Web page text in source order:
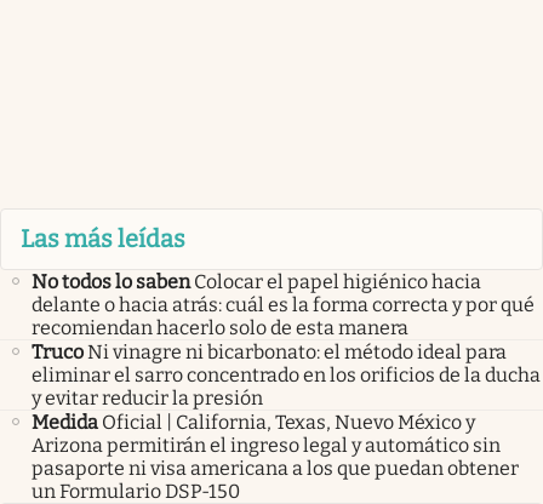
Las más leídas
No todos lo saben Colocar el papel higiénico hacia
delante o hacia atrás: cuál es la forma correcta y por qué
recomiendan hacerlo solo de esta manera
TrucoNi vinagre ni bicarbonato: el método ideal para
eliminar el sarro concentrado en los orificios de la ducha
y evitar reducir la presión
Medida Oficial | California, Texas, Nuevo México y
Arizona permitirán el ingreso legal y automático sin
pasaporte ni visa americana a los que puedan obtener
un Formulario DSP-150